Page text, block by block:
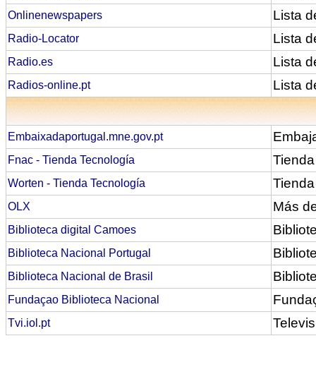
Onlinenewspapers Lista
Radio-Locator Lista
Radio.es Lista
Radios-online.pt Lista
Embaixadaportugal.mne.gov.pt
Fnac - Tienda Tecnología
Worten - Tienda Tecnología
OLX Más
Biblioteca digital Camoes
Biblioteca Nacional Portugal
Biblioteca Nacional de Brasil
Fundaçao Biblioteca Nacional
Tvi.iol.pt